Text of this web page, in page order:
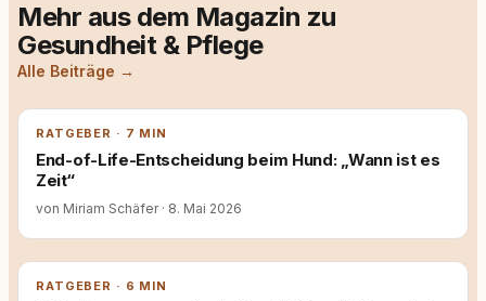
Mehr aus dem Magazin zu
Gesundheit & Pflege
Alle Beiträge →
RATGEBER · 7 MIN
End-of-Life-Entscheidung beim Hund: „Wann ist es
Zeit“
von Miriam Schäfer · 8. Mai 2026
RATGEBER · 6 MIN